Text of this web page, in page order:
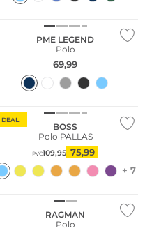
Taglie grandi
PME LEGEND
Polo
69,99
DEAL
BOSS
Polo PALLAS
PVC109,95 75,99
+ 7
Taglie grandi
RAGMAN
Polo